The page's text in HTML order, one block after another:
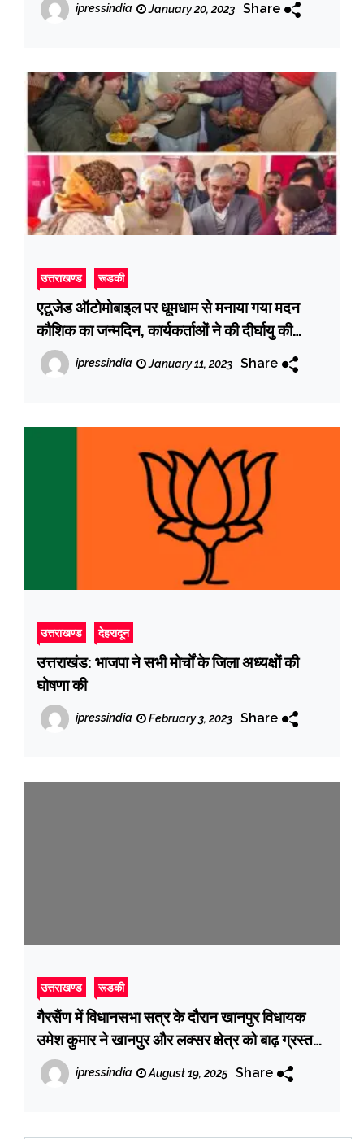
ipressindia January 20, 2023 Share
उत्तराखण्ड रूडकी
एटूजेड ऑटोमोबाइल पर धूमधाम से मनाया गया मदन
कौशिक का जन्मदिन, कार्यकर्ताओं ने की दीर्घायु की
कामना
ipressindia January 11, 2023 Share
उत्तराखण्ड देहरादून
उत्तराखंड: भाजपा ने सभी मोर्चों के जिला अध्यक्षों की
घोषणा की
ipressindia February 3, 2023 Share
उत्तराखण्ड रूडकी
गैरसैंण में विधानसभा सत्र के दौरान खानपुर विधायक
उमेश कुमार ने खानपुर और लक्सर क्षेत्र को बाढ़ ग्रस्त
क्षेत्र घोषित करने की मांग को लेकर मुख्यमंत्री पुष्कर
सिंह धामी को सौंपा ज्ञापन
ipressindia August 19, 2025 Share